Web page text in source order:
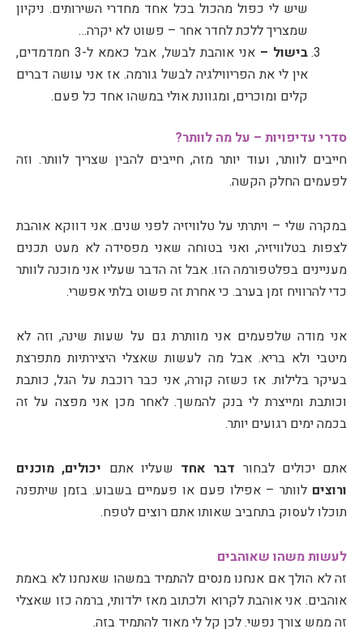
שיש לי כפול מהכול בכל אחד מחדרי השירותים. ניקיון
שמצריך ללכת לחדר אחר – פשוט לא יקרה…
בישול –
אני אוהבת לבשל, אבל כאמא ל-3 חמדמדים,
אין לי את הפריווילגיה לבשל גורמה. אז אני עושה דברים
קלים ומוכרים, ומגוונת אולי במשהו אחד כל פעם.
סדרי עדיפויות – על מה לוותר?
חייבים לוותר, ועוד יותר מזה, חייבים להבין שצריך לוותר. וזה
לפעמים החלק הקשה.
במקרה שלי – ויתרתי על טלוויזיה לפני שנים. אני דווקא אוהבת
לצפות בטלוויזיה, ואני בטוחה שאני מפסידה לא מעט תכנים
מעניינים בפלטפורמה הזו. אבל זה הדבר שעליו אני מוכנה לוותר
כדי להרוויח זמן בערב. כי אחרת זה פשוט בלתי אפשרי.
אני מודה שלפעמים אני מוותרת גם על שעות שינה, וזה לא
מיטבי ולא בריא. אבל מה לעשות שאצלי היצירתיות מתפרצת
בעיקר בלילות. אז כשזה קורה, אני כבר רוכבת על הגל, כותבת
וכותבת ומייצרת לי בנק להמשך. לאחר מכן אני מפצה על זה
בכמה ימים רגועים יותר.
אתם יכולים לבחור דבר אחד שעליו אתם יכולים, מוכנים
ורוצים לוותר – אפילו פעם או פעמיים בשבוע. בזמן שיתפנה
תוכלו לעסוק בתחביב שאותו אתם רוצים לטפח.
לעשות משהו שאוהבים
זה לא הולך אם אנחנו מנסים להתמיד במשהו שאנחנו לא באמת
אוהבים. אני אוהבת לקרוא ולכתוב מאז ילדותי, ברמה כזו שאצלי
זה ממש צורך נפשי. לכן קל לי מאוד להתמיד בזה.